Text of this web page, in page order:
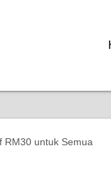
RM30 untuk Semua